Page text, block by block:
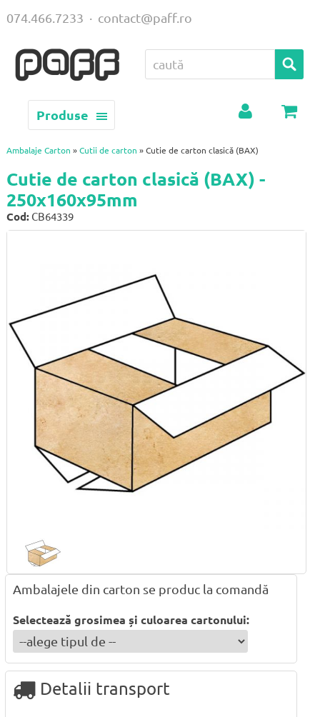
Produse
074.466.7233 · contact@paff.ro
Ambalaje Carton » Cutii de carton » Cutie de carton clasică (BAX)
Cutie de carton clasică (BAX) -
250x160x95mm
Cod: CB64339
Ambalajele din carton se produc la comandă
Selectează grosimea și culoarea cartonului:
Detalii transport